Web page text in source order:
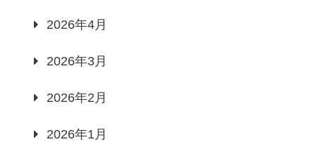
2026年4月
2026年3月
2026年2月
2026年1月